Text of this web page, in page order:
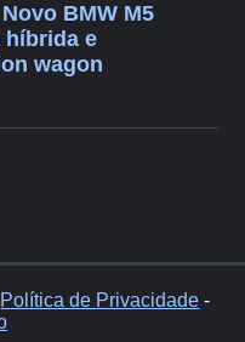
BMW M5
híbrida e
wagon
Política de Privacidade -